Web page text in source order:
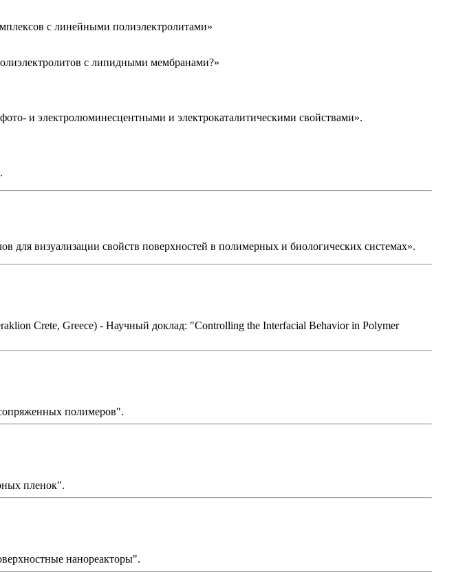
с линейными полиэлектролитами»
с липидными мембранами?»
и электролюминесцентными и электрокаталитическими свойствами».
визуализации свойств поверхностей в полимерных и биологических системах».
Crete, Greece) - Научный доклад: "Controlling the Interfacial Behavior in Polymer
полимеров".
пленок".
нанореакторы".